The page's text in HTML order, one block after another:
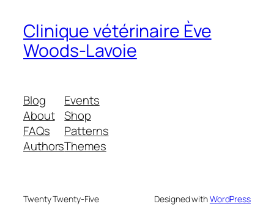
Clinique vétérinaire Ève
Woods-Lavoie
Blog
About
FAQs
Authors
Events
Shop
Patterns
Themes
Twenty Twenty-Five Designed withWordPress